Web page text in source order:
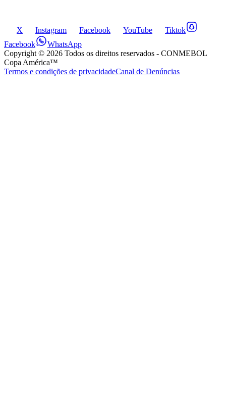
X Instagram Facebook YouTube
Tiktok
Facebook
WhatsApp
Copyright © 2026 Todos os direitos reservados - CONMEBOL
Copa América™
Termos e condições de privacidadeCanal de Denúncias